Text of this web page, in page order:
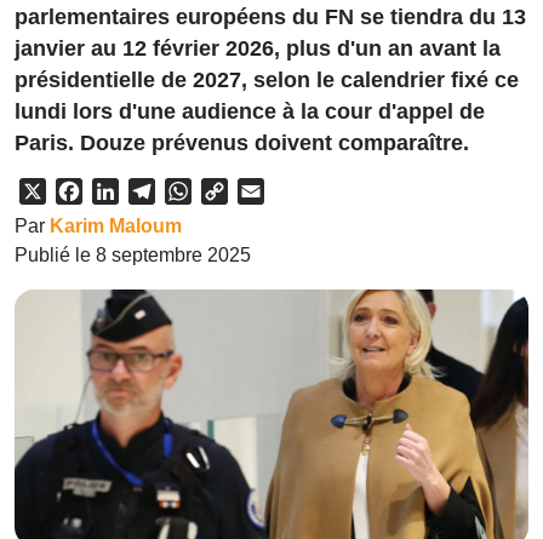
parlementaires européens du FN se tiendra du 13
janvier au 12 février 2026, plus d'un an avant la
présidentielle de 2027, selon le calendrier fixé ce
lundi lors d'une audience à la cour d'appel de
Paris. Douze prévenus doivent comparaître.
X FacebookLinkedInTelegramWhatsApp
Copy
Par Karim Maloum
Publié le 8 septembre 2025